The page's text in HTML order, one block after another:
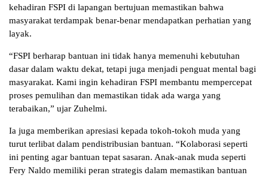
kehadiran FSPI di lapangan bertujuan memastikan bahwa
masyarakat terdampak benar-benar mendapatkan perhatian yang
layak.
“FSPI berharap bantuan ini tidak hanya memenuhi kebutuhan
dasar dalam waktu dekat, tetapi juga menjadi penguat mental bagi
masyarakat. Kami ingin kehadiran FSPI membantu mempercepat
proses pemulihan dan memastikan tidak ada warga yang
terabaikan,” ujar Zuhelmi.
Ia juga memberikan apresiasi kepada tokoh-tokoh muda yang
turut terlibat dalam pendistribusian bantuan. “Kolaborasi seperti
ini penting agar bantuan tepat sasaran. Anak-anak muda seperti
Fery Naldo memiliki peran strategis dalam memastikan bantuan